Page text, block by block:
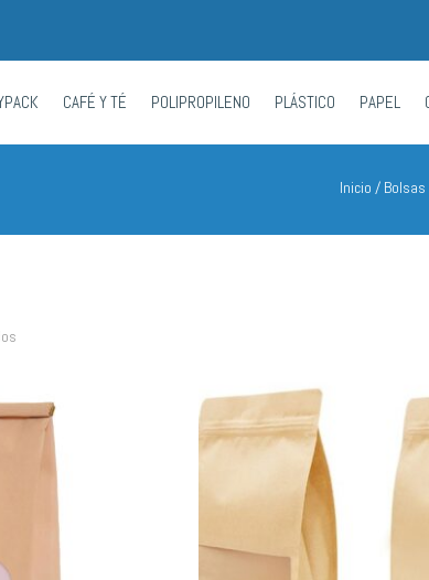
CAFÉ Y TÉ POLIPROPILENO PLÁSTICO PAPEL
Inicio /